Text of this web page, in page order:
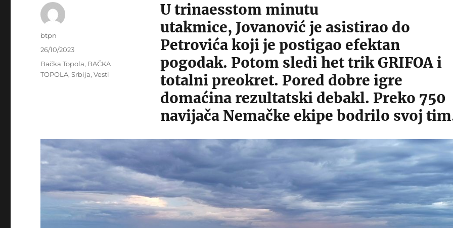
U trinaesstom minutu
utakmice, Jovanović je asistirao do
Petrovića koji je postigao efektan
pogodak. Potom sledi het trik GRIFOA i
totalni preokret. Pored dobre igre
domaćina rezultatski debakl. Preko 750
navijača Nemačke ekipe bodrilo svoj
Author
btpn
Posted
26/10/2023
Categories
Bačka Topola, BAČKA
TOPOLA,Srbija,Vesti